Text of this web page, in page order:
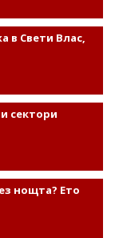
в Свети Влас,
сектори
нощта? Ето